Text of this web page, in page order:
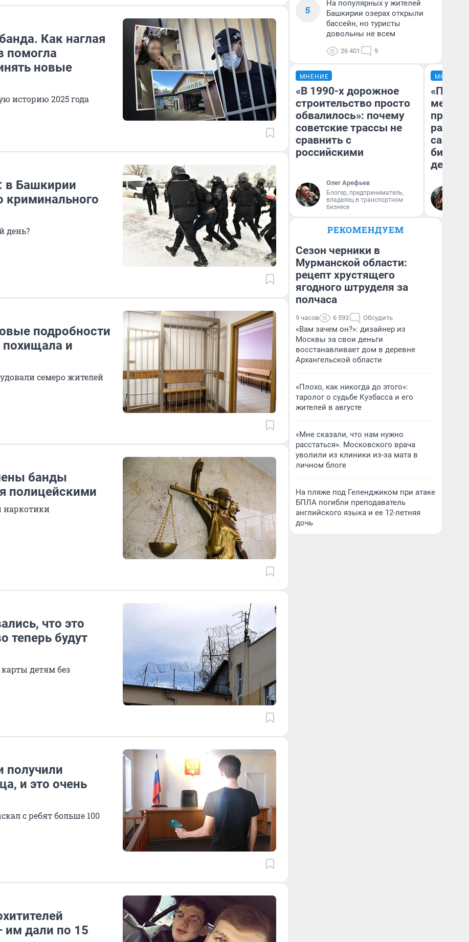
Как наглая
помогла
новые
историю 2025 года
в Башкирии
криминального
день?
подробности
похищала и
семеро жителей
банды
полицейскими
наркотики
что это
теперь будут
детям без
получили
и это очень
с ребят больше 100
им дали по 15
5
На популярных у жителей
Башкирии озерах открыли
бассейн, но туристы
довольны не всем
26 401 9
МНЕНИЕ
«В 1990-х дорожное
строительство просто
обвалилось»: почему
советские трассы не
сравнить с
российскими
Олег Арефьев
Блогер, предприниматель,
владелец в транспортном
бизнесе
МНЕНИЕ
самом
РЕКОМЕНДУЕМ
Сезон черники в
Мурманской области:
рецепт хрустящего
ягодного штруделя за
полчаса
9 часов 6 593 Обсудить
«Вам зачем он?»: дизайнер из
Москвы за свои деньги
восстанавливает дом в деревне
Архангельской области
«Плохо, как никогда до этого»:
таролог о судьбе Кузбасса и его
жителей в августе
«Мне сказали, что нам нужно
расстаться». Московского врача
уволили из клиники из-за мата в
личном блоге
На пляже под Геленджиком при атаке
БПЛА погибли преподаватель
английского языка и ее 12-летняя
дочь